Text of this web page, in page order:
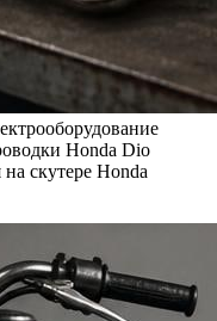
Honda Dio
скутере Honda